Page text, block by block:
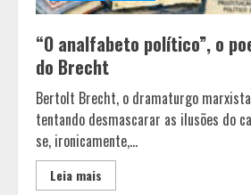
“O analfabeto político”, o
do Brecht
Bertolt Brecht, o dramaturgo marxista
tentando desmascarar as ilusões do
se, ironicamente,...
Leia mais